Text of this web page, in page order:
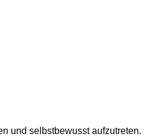
und selbstbewusst aufzutreten.